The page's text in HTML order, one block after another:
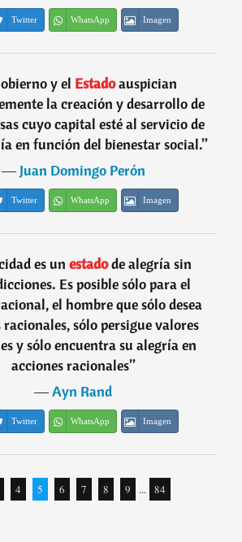
Twitter WhatsApp Imagen
y el Estadoauspician
la creación y desarrollo de
cuyo capital esté al servicio de
en función del bienestar social.”
―Juan Domingo Perón
Twitter WhatsApp Imagen
es un estadode alegría sin
Es posible sólo para el
el hombre que sólo desea
sólo persigue valores
y sólo encuentra su alegría en
acciones racionales”
―Ayn Rand
Twitter WhatsApp Imagen
4 5 6 7 8 9 ... 84